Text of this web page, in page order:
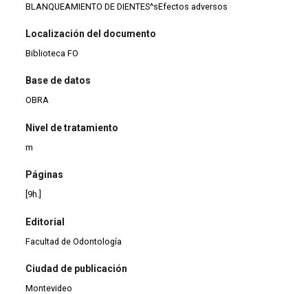
BLANQUEAMIENTO DE DIENTES^sEfectos adversos
Localización del documento
Biblioteca FO
Base de datos
OBRA
Nivel de tratamiento
m
Páginas
[9h.]
Editorial
Facultad de Odontología
Ciudad de publicación
Montevideo